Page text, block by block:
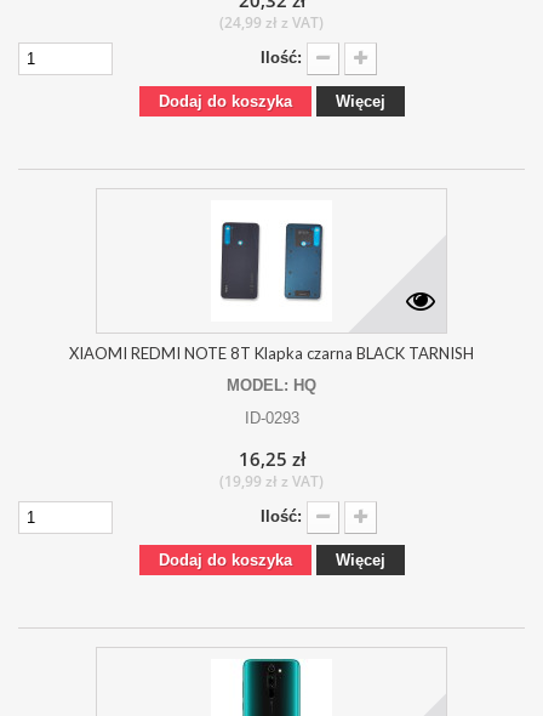
(24,99 zł z VAT)
Ilość:
Dodaj do koszyka Więcej
XIAOMI REDMI NOTE 8T Klapka czarna BLACK TARNISH
MODEL: HQ
ID-0293
16,25 zł
(19,99 zł z VAT)
Ilość:
Dodaj do koszyka Więcej